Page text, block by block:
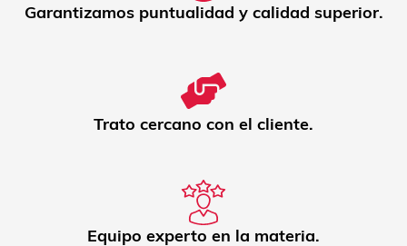
Garantizamos puntualidad y calidad superior.
Trato cercano con el cliente.
Equipo experto en la materia.